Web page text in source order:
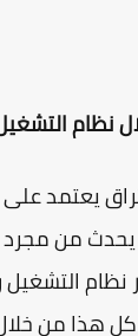
نظام
يعتمد
من
كل هذا من